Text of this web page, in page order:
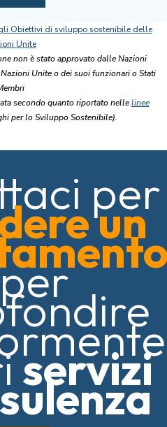
Obiettivi di sviluppo sostenibile delle
Unite
non è stato approvato dalle Nazioni
Unite o dei suoi funzionari o Stati
secondo quanto riportato nellelinee
per lo Sviluppo Sostenibile).
per
un
servizi